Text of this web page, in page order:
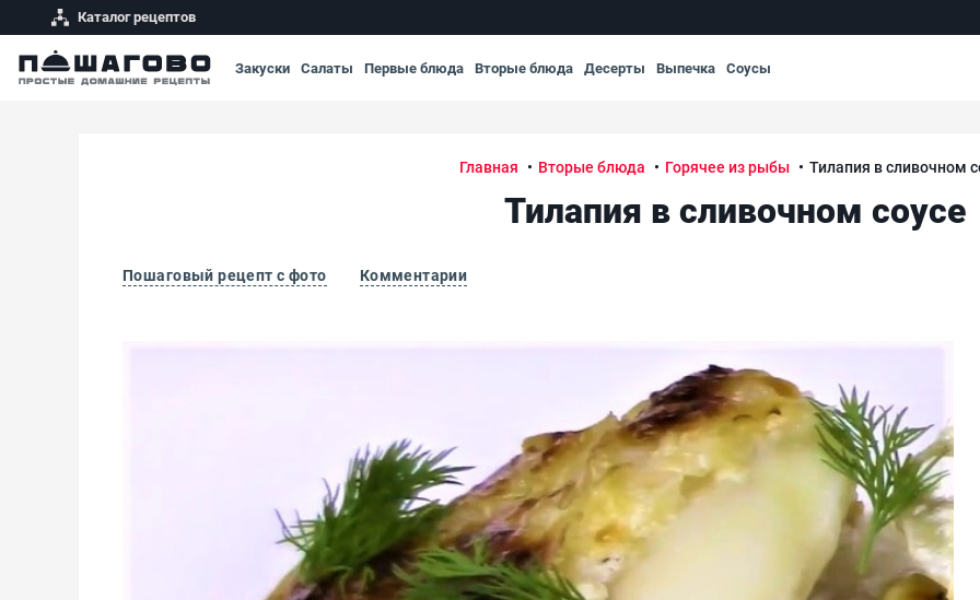
Каталог рецептов
Закуски Салаты Первые блюда Вторые блюда Десерты Выпечка Соусы
Главная Вторые блюда Горячее из рыбы Тилапия в сливочном
Тилапия в сливочном соусе
Пошаговый рецепт с фото Комментарии